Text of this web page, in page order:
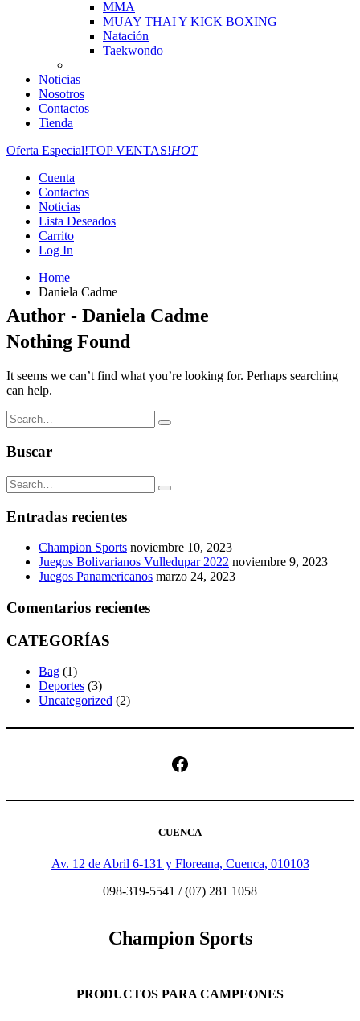
MMA
MUAY THAI Y KICK BOXING
Natación
Taekwondo
Noticias
Nosotros
Contactos
Tienda
Oferta Especial!TOP VENTAS!HOT
Cuenta
Contactos
Noticias
Lista Deseados
Carrito
Log In
Home
Daniela Cadme
Author - Daniela Cadme
Nothing Found
It seems we can’t find what you’re looking for. Perhaps searching
can help.
Buscar
Entradas recientes
Champion Sports noviembre 10, 2023
Juegos Bolivarianos Vulledupar 2022 noviembre 9, 2023
Juegos Panamericanos marzo 24, 2023
Comentarios recientes
CATEGORÍAS
Bag (1)
Deportes (3)
Uncategorized (2)
Facebook
CUENCA
Av. 12 de Abril 6-131 y Floreana, Cuenca, 010103
098-319-5541 / (07) 281 1058
Champion Sports
PRODUCTOS PARA CAMPEONES